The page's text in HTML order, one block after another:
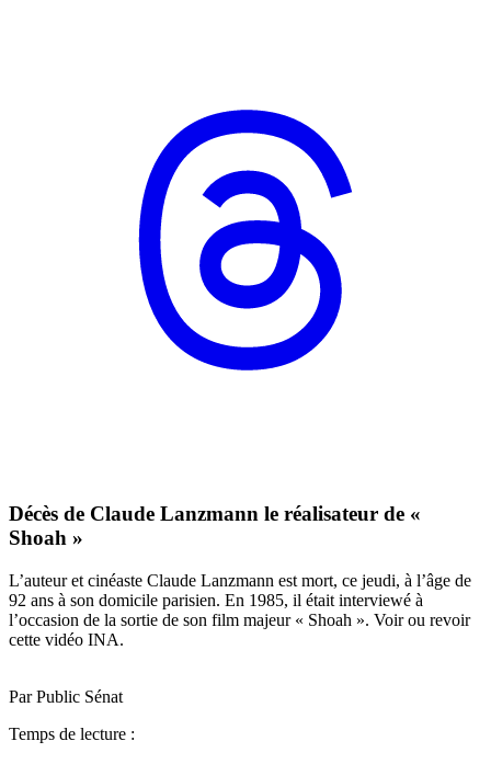
Décès de Claude Lanzmann le réalisateur de «
Shoah »
L’auteur et cinéaste Claude Lanzmann est mort, ce jeudi, à l’âge de
92 ans à son domicile parisien. En 1985, il était interviewé à
l’occasion de la sortie de son film majeur « Shoah ». Voir ou revoir
cette vidéo INA.
Par Public Sénat
Temps de lecture :